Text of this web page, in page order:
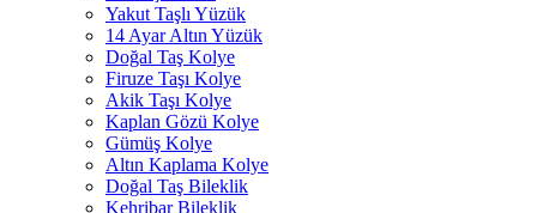
Yakut Taşlı Yüzük
14 Ayar Altın Yüzük
Doğal Taş Kolye
Firuze Taşı Kolye
Akik Taşı Kolye
Kaplan Gözü Kolye
Gümüş Kolye
Altın Kaplama Kolye
Doğal Taş Bileklik
Kehribar Bileklik